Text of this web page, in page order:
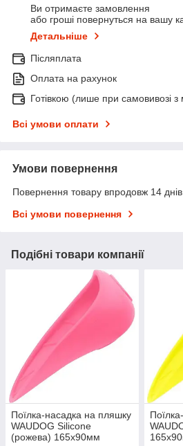
Ви отримаєте замовлення
або гроші повернуться на вашу
Детальніше
Післяплата
Оплата на рахунок
Готівкою (лише при самовивозі з
Всі умови оплати
Умови повернення
Повернення товару впродовж 14
Всі умови повернення
Подібні товари компанії
Поїлка-насадка на пляшку
WAUDOG Silicone
(рожева) 165х90мм